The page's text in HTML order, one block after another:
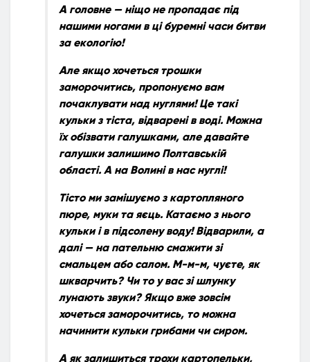
А головне — ніщо не пропадає під
нашими ногами в ці буремні часи битви
за екологію!
Але якщо хочеться трошки
заморочитись, пропонуємо вам
почаклувати над нуглями! Це такі
кульки з тіста, відварені в воді. Можна
їх обізвати галушками, але давайте
галушки залишимо Полтавській
області. А на Волині в нас нуглі!
Тісто ми замішуємо з картопляного
пюре, муки та яєць. Катаємо з нього
кульки і в підсолену воду! Відварили, а
далі — на пательню смажити зі
смальцем або салом. М-м-м, чуєте, як
шкварчить? Чи то у вас зі шлунку
лунають звуки? Якщо вже зовсім
хочеться заморочитись, то можна
начинити кульки грибами чи сиром.
А як залишиться трохи картопельки,